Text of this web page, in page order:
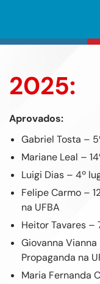
2025:
Aprovados:
Gabriel Tosta –
Mariane Leal –
Luigi Dias – 4º
Felipe Carmo –
na UFBA
Heitor Tavares –
Giovanna
Propaganda na
Maria Fernanda